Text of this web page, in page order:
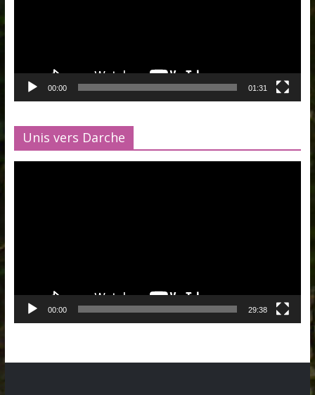
00:00 01:31
Unis vers Darche
00:00 29:38